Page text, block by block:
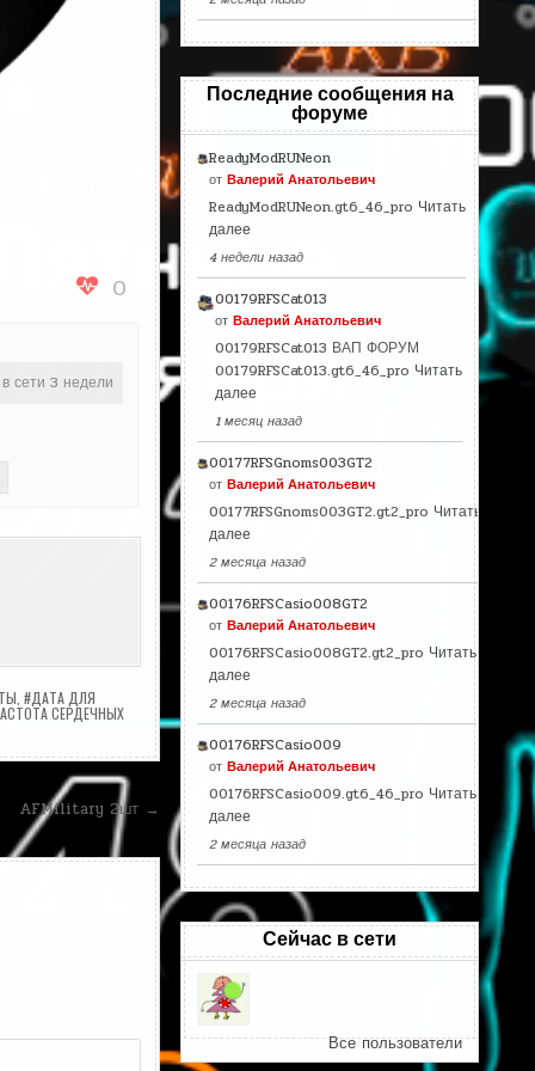
0
сети 3 недели
, #ДАТА ДЛЯ
СЕРДЕЧНЫХ
AFMilitary 2шт →
Последние сообщения на
форуме
ReadyModRUNeon
от Валерий Анатольевич
ReadyModRUNeon.gt6_46_pro Читать
далее
4 недели назад
00179RFSCat013
от Валерий Анатольевич
00179RFSCat013 ВАП ФОРУМ
00179RFSCat013.gt6_46_pro Читать
далее
1 месяц назад
00177RFSGnoms003GT2
от Валерий Анатольевич
00177RFSGnoms003GT2.gt2_pro Читать
далее
2 месяца назад
00176RFSCasio008GT2
от Валерий Анатольевич
00176RFSCasio008GT2.gt2_pro Читать
далее
2 месяца назад
00176RFSCasio009
от Валерий Анатольевич
00176RFSCasio009.gt6_46_pro Читать
далее
2 месяца назад
Сейчас в сети
Все пользователи